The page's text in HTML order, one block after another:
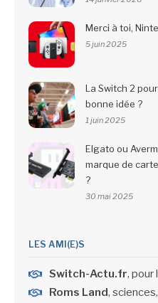
Merci à toi,
5 juin 2025
La Switch 2
bonne idée ?
1 juin 2025
Elgato ou
marque de
?
30 mai 2025
LES AMI(E)S
Switch-Actu.fr, pour
Roms Land,